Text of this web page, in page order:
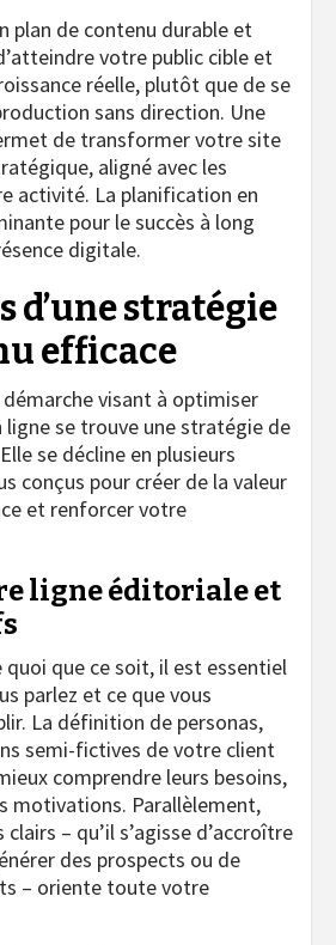
plan de contenu durable et
votre public cible et
réelle, plutôt que de se
sans direction. Une
de transformer votre site
aligné avec les
activité. La planification en
pour le succès à long
digitale.
d’une stratégie
efficace
visant à optimiser
ligne se trouve une stratégie de
se décline en plusieurs
conçus pour créer de la valeur
et renforcer votre
ligne éditoriale et
que ce soit, il est essentiel
parlez et ce que vous
La définition de personas,
semi-fictives de votre client
comprendre leurs besoins,
motivations. Parallèlement,
– qu’il s’agisse d’accroître
des prospects ou de
– oriente toute votre